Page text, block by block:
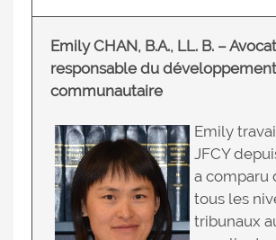
Emily CHAN, B.A., LL. B. –
responsable du développement
communautaire
Emily
JFCY
a comparu
tous les
tribunaux